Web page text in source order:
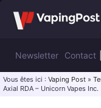
Newsletter Contact
Vous êtes ici : Vaping Post »
Axial RDA – Unicorn Vapes Inc.